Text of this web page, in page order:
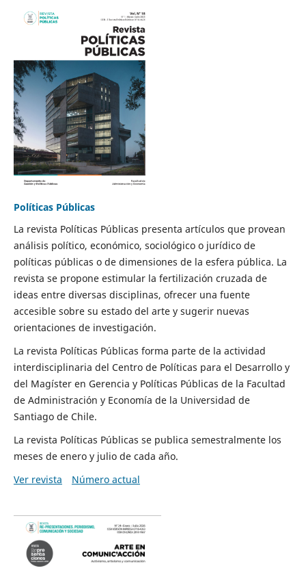
Políticas Públicas
La revista Políticas Públicas presenta artículos que provean
análisis político, económico, sociológico o jurídico de
políticas públicas o de dimensiones de la esfera pública. La
revista se propone estimular la fertilización cruzada de
ideas entre diversas disciplinas, ofrecer una fuente
accesible sobre su estado del arte y sugerir nuevas
orientaciones de investigación.
La revista Políticas Públicas forma parte de la actividad
interdisciplinaria del Centro de Políticas para el Desarrollo y
del Magíster en Gerencia y Políticas Públicas de la Facultad
de Administración y Economía de la Universidad de
Santiago de Chile.
La revista Políticas Públicas se publica semestralmente los
meses de enero y julio de cada año.
Ver revista
Número actual